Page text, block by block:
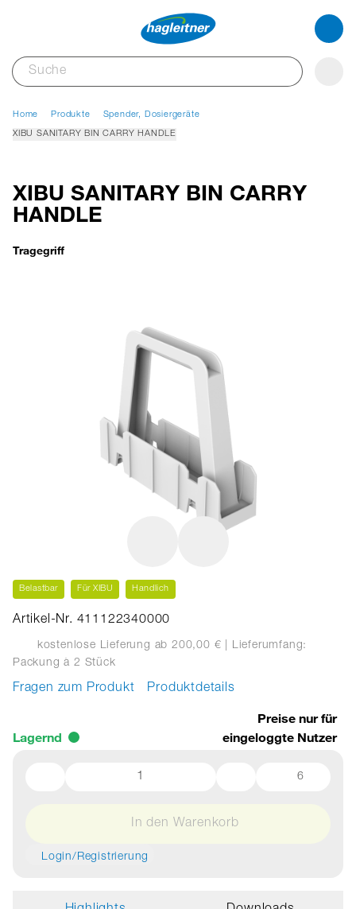
Home Produkte Spender, Dosiergeräte
XIBU SANITARY BIN CARRY HANDLE
XIBU SANITARY BIN CARRY
HANDLE
Tragegriff
Belastbar Für XIBU Handlich
Artikel-Nr. 411122340000
kostenlose Lieferung ab 200,00 € | Lieferumfang:
Packung à 2 Stück
Fragen zum Produkt Produktdetails
Lagernd
Preise nur für
eingeloggte Nutzer
6
In den Warenkorb
Login/Registrierung